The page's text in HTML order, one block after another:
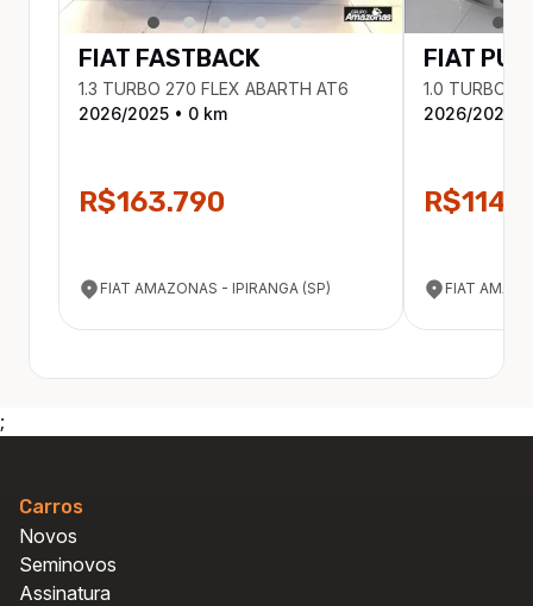
FIAT FASTBACK
1.3 TURBO 270 FLEX ABARTH AT6
2026/2025 • 0 km
R$163.790
FIAT AMAZONAS - IPIRANGA (SP)
FIAT
1.0 TURBO
2026/2026
FIAT
;
Carros
Novos
Seminovos
Assinatura